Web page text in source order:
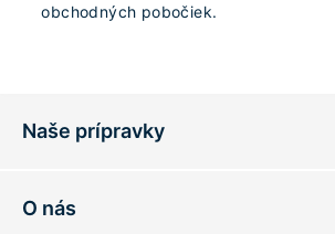
obchodných pobočiek.
Naše prípravky
O nás